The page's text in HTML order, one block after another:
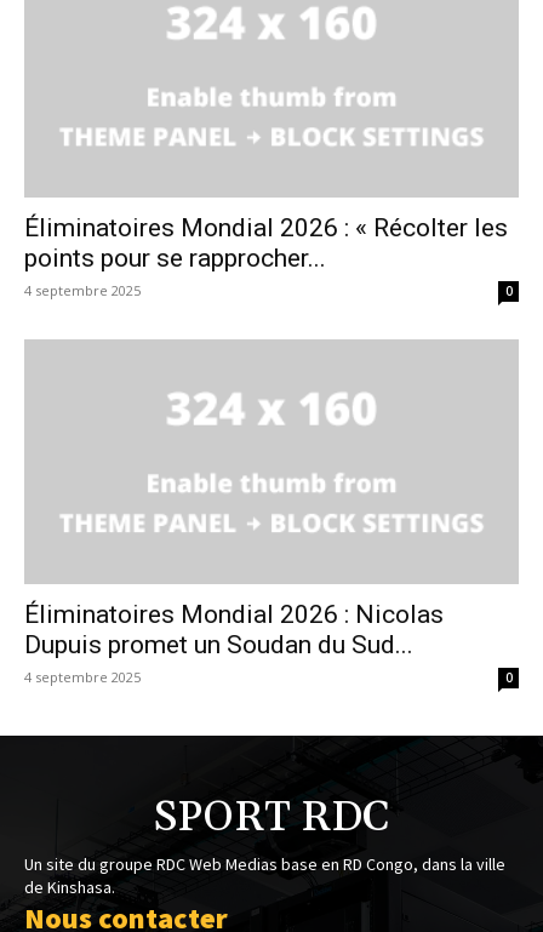
Éliminatoires Mondial 2026 : « Récolter les
points pour se rapprocher...
4 septembre 2025 0
Éliminatoires Mondial 2026 : Nicolas
Dupuis promet un Soudan du Sud...
4 septembre 2025 0
SPORT RDC
Un site du groupe RDC Web Medias base en RD Congo, dans la ville
de Kinshasa.
Nous contacter